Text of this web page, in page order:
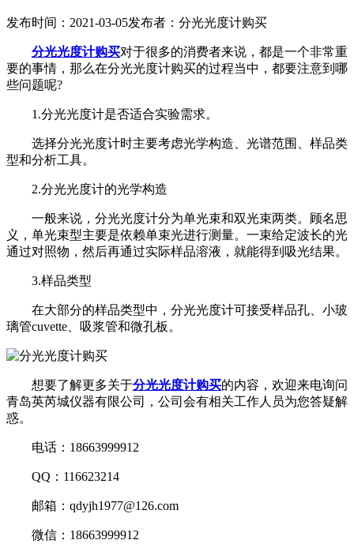
发布时间：2021-03-05发布者：分光光度计购买
分光光度计购买对于很多的消费者来说，都是一个非常重
要的事情，那么在分光光度计购买的过程当中，都要注意到哪
些问题呢?
1.分光光度计是否适合实验需求。
选择分光光度计时主要考虑光学构造、光谱范围、样品类
型和分析工具。
2.分光光度计的光学构造
一般来说，分光光度计分为单光束和双光束两类。顾名思
义，单光束型主要是依赖单束光进行测量。一束给定波长的光
通过对照物，然后再通过实际样品溶液，就能得到吸光结果。
3.样品类型
在大部分的样品类型中，分光光度计可接受样品孔、小玻
璃管cuvette、吸浆管和微孔板。
想要了解更多关于分光光度计购买的内容，欢迎来电询问
青岛英芮城仪器有限公司，公司会有相关工作人员为您答疑解
惑。
电话：18663999912
QQ：116623214
邮箱：qdyjh1977@126.com
微信：18663999912